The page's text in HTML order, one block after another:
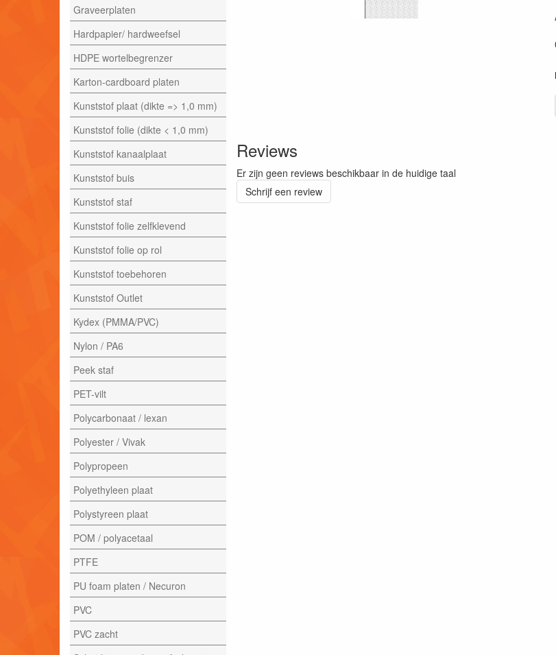
Graveerplaten
Hardpapier/ hardweefsel
HDPE wortelbegrenzer
Karton-cardboard platen
Kunststof plaat (dikte => 1,0 mm)
Kunststof folie (dikte < 1,0 mm)
Kunststof kanaalplaat
Kunststof buis
Kunststof staf
Kunststof folie zelfklevend
Kunststof folie op rol
Kunststof toebehoren
Kunststof Outlet
Kydex (PMMA/PVC)
Nylon / PA6
Peek staf
PET-vilt
Polycarbonaat / lexan
Polyester / Vivak
Polypropeen
Polyethyleen plaat
Polystyreen plaat
POM / polyacetaal
PTFE
PU foam platen / Necuron
PVC
PVC zacht
Reviews
Er zijn geen reviews beschikbaar in de huidige taal
Schrijf een review